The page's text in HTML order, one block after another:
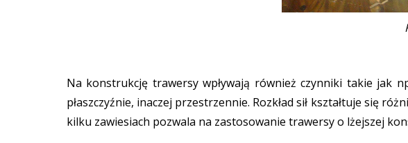
Na konstrukcję trawersy wpływają również czynniki takie jak
płaszczyźnie, inaczej przestrzennie. Rozkład sił kształtuje się
kilku zawiesiach pozwala na zastosowanie trawersy o lżejszej